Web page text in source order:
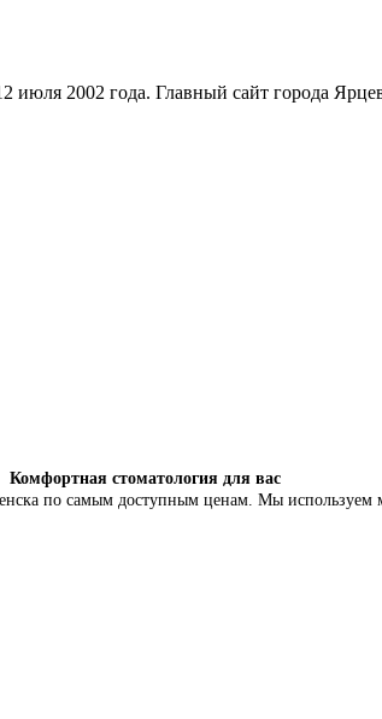
июля 2002 года. Главный сайт города
Комфортная стоматология для вас
по самым доступным ценам. Мы используем